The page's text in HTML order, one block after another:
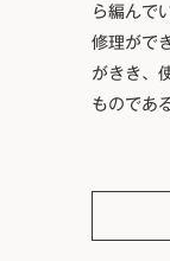
ら編んで
修理がで
がきき、
ものであ